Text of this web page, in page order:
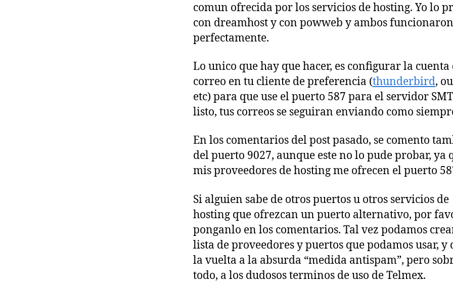
comun ofrecida por los servicios de hosting. Yo lo
con dreamhost y con powweb y ambos funcionaron
perfectamente.
Lo unico que hay que hacer, es configurar la cuenta
correo en tu cliente de preferencia (thunderbird,
etc) para que use el puerto 587 para el servidor
listo, tus correos se seguiran enviando como
En los comentarios del post pasado, se comento
del puerto 9027, aunque este no lo pude probar, ya
mis proveedores de hosting me ofrecen el puerto
Si alguien sabe de otros puertos u otros servicios de
hosting que ofrezcan un puerto alternativo, por
ponganlo en los comentarios. Tal vez podamos
lista de proveedores y puertos que podamos usar, y
la vuelta a la absurda “medida antispam”, pero
todo, a los dudosos terminos de uso de Telmex.